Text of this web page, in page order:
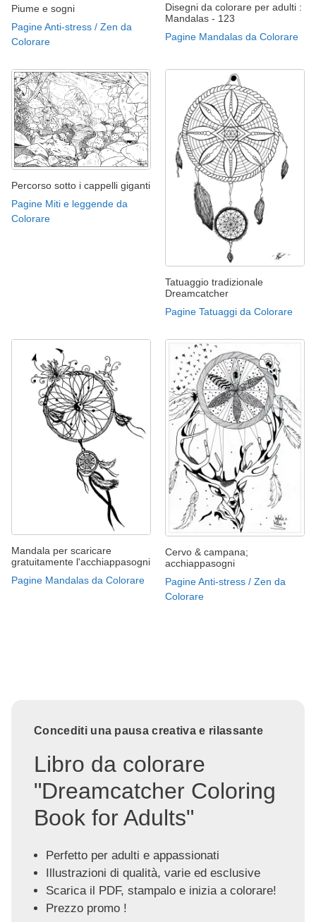
Piume e sogni
Pagine Anti-stress / Zen da
Colorare
Disegni da colorare per adulti :
Mandalas - 123
Pagine Mandalas da Colorare
Percorso sotto i cappelli giganti
Pagine Miti e leggende da
Colorare
Tatuaggio tradizionale
Dreamcatcher
Pagine Tatuaggi da Colorare
Mandala per scaricare
gratuitamente l'acchiappasogni
Pagine Mandalas da Colorare
Cervo & campana;
acchiappasogni
Pagine Anti-stress / Zen da
Colorare
Concediti una pausa creativa e rilassante
Libro da colorare
"Dreamcatcher Coloring
Book for Adults"
Perfetto per adulti e appassionati
Illustrazioni di qualità, varie ed esclusive
Scarica il PDF, stampalo e inizia a colorare!
Prezzo promo !